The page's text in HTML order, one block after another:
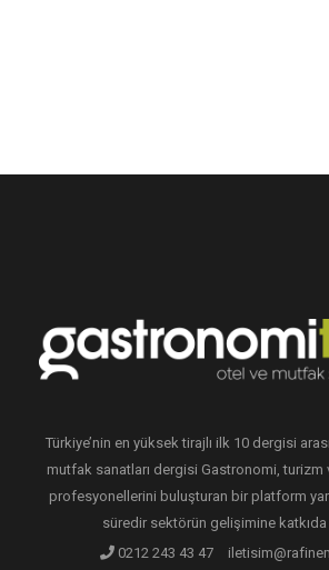
Türkiye’nin en yüksek tirajlı ilk 10 dergisi
mutfak sanatları dergisi Gastronomi, turizm
profesyonellerini buluşturan bir platform
süredir sektörün gelişimine katkıda
0212 243 43 47